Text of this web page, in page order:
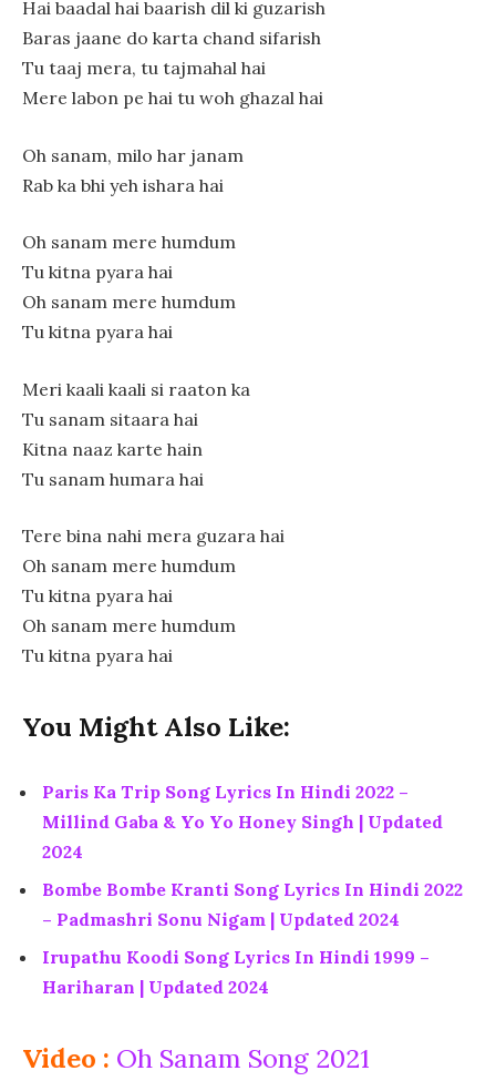
Hai baadal hai baarish dil ki guzarish
Baras jaane do karta chand sifarish
Tu taaj mera, tu tajmahal hai
Mere labon pe hai tu woh ghazal hai
Oh sanam, milo har janam
Rab ka bhi yeh ishara hai
Oh sanam mere humdum
Tu kitna pyara hai
Oh sanam mere humdum
Tu kitna pyara hai
Meri kaali kaali si raaton ka
Tu sanam sitaara hai
Kitna naaz karte hain
Tu sanam humara hai
Tere bina nahi mera guzara hai
Oh sanam mere humdum
Tu kitna pyara hai
Oh sanam mere humdum
Tu kitna pyara hai
You Might Also Like:
Paris Ka Trip Song Lyrics In Hindi 2022 –
Millind Gaba & Yo Yo Honey Singh | Updated
2024
Bombe Bombe Kranti Song Lyrics In Hindi 2022
– Padmashri Sonu Nigam | Updated 2024
Irupathu Koodi Song Lyrics In Hindi 1999 –
Hariharan | Updated 2024
Video : Oh Sanam Song 2021